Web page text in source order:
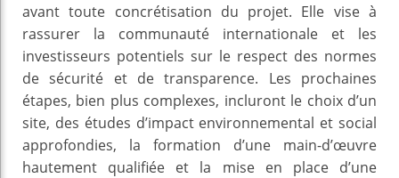
avant toute concrétisation du projet. Elle vise à
rassurer la communauté internationale et les
investisseurs potentiels sur le respect des normes
de sécurité et de transparence. Les prochaines
étapes, bien plus complexes, incluront le choix d’un
site, des études d’impact environnemental et social
approfondies, la formation d’une main-d’œuvre
hautement qualifiée et la mise en place d’une